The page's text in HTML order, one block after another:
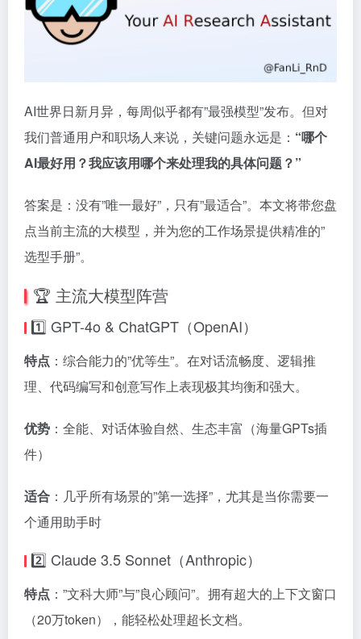
AI世界日新月异，每周似乎都有”最强模型”发布。但对
我们普通用户和职场人来说，关键问题永远是： “哪个
AI最好用？我应该用哪个来处理我的具体问题？”
答案是：没有”唯一最好”，只有”最适合”。本文将带您盘
点当前主流的大模型，并为您的工作场景提供精准的”
选型手册”。
🏆 主流大模型阵营
1️⃣ GPT-4o & ChatGPT（OpenAI）
特点 ：综合能力的”优等生”。在对话流畅度、逻辑推
理、代码编写和创意写作上表现极其均衡和强大。
优势 ：全能、对话体验自然、生态丰富（海量GPTs插
件）
适合 ：几乎所有场景的”第一选择”，尤其是当你需要一
个通用助手时
2️⃣ Claude 3.5 Sonnet（Anthropic）
特点 ：”文科大师”与”良心顾问”。拥有超大的上下文窗口
（20万token），能轻松处理超长文档。